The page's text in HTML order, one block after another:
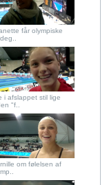
får olympiske
i afslappet stil lige
"f..
om følelsen af